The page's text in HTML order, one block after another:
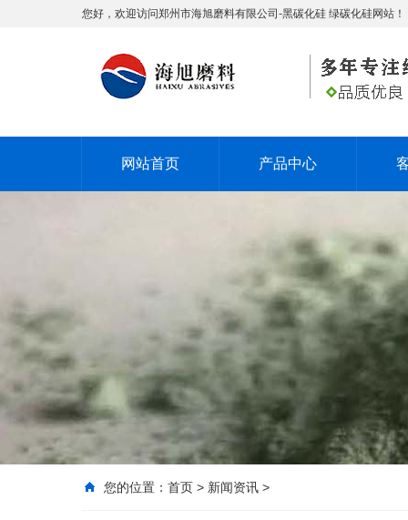
您好，欢迎访问郑州市海旭磨料有限公司-黑碳化硅 绿碳化硅网站！
网站首页 产品中心
您的位置： 首页 > 新闻资讯 >